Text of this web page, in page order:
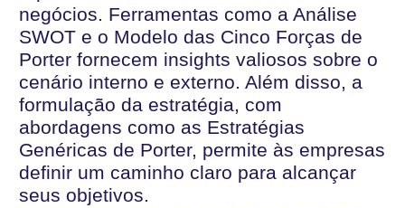
negócios. Ferramentas como a Análise
SWOT e o Modelo das Cinco Forças de
Porter fornecem insights valiosos sobre o
cenário interno e externo. Além disso, a
formulação da estratégia, com
abordagens como as Estratégias
Genéricas de Porter, permite às empresas
definir um caminho claro para alcançar
seus objetivos.